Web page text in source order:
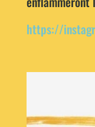
https://